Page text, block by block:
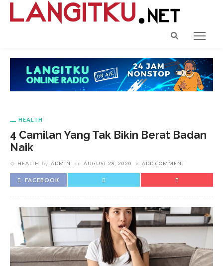
HEALTH
4 Camilan Yang Tak Bikin Berat Badan
Naik
HEALTH by ADMIN on AUGUST 28, 2020 ADD COMMENT
FACEBOOK